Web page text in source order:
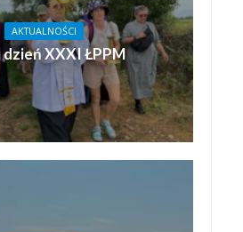
AKTUALNOŚCI
XXXI ŁPPM